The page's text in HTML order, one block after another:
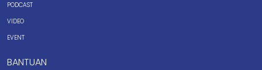
PODCAST
VIDEO
EVENT
BANTUAN